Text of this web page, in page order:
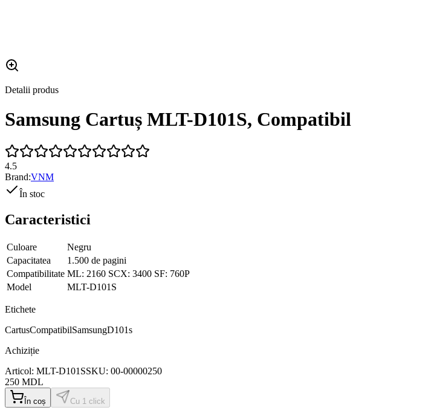
Detalii produs
Samsung Cartuș MLT-D101S, Compatibil
4.5
Brand:VNM
În stoc
Caracteristici
Culoare
Negru
Capacitatea
1.500 de pagini
Compatibilitate ML: 2160 SCX: 3400 SF: 760P
Model
MLT-D101S
Etichete
CartusCompatibilSamsungD101s
Achiziție
Articol: MLT-D101SSKU: 00-00000250
250 MDL
În coș Cu 1 click